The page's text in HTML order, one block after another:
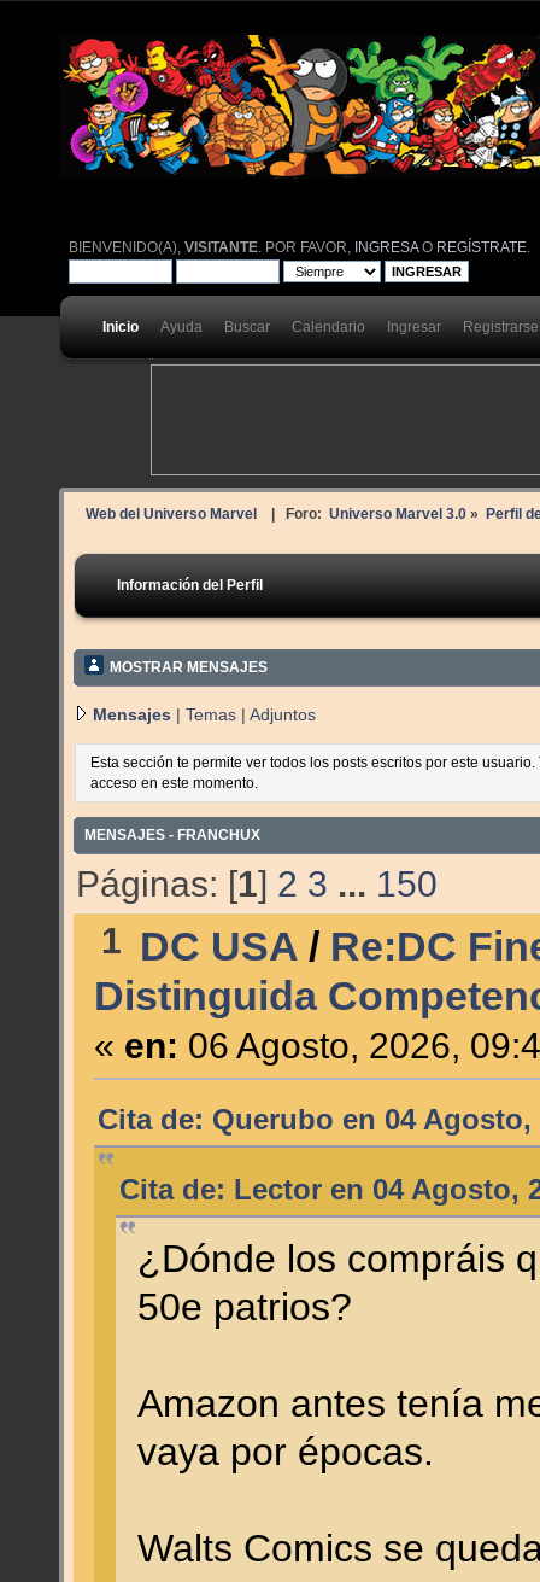
BIENVENIDO(A),VISITANTE . POR FAVOR, INGRESAO REGÍSTRATE
Inicio Ayuda Buscar Calendario Ingresar Registrarse
Web del Universo Marvel | Foro: Universo Marvel 3.0» Perfil
Información del Perfil
MOSTRAR MENSAJES
Mensajes | Temas | Adjuntos
Esta sección te permite ver todos los posts escritos por este
acceso en este momento.
MENSAJES - FRANCHUX
Páginas: [1] 2 3 ... 150
1 DC USA / Re:DC
Distinguida
« en: 06 Agosto, 2026,
Cita de: Querubo en 04 Agosto,
Cita de: Lector en 04 Agosto,
¿Dónde los compráis
50e patrios?
Amazon antes tenía
vaya por épocas.
Walts Comics se